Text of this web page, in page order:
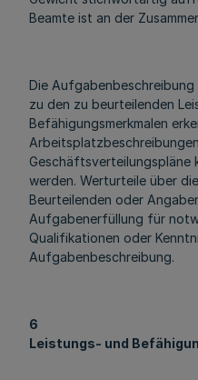
Beamte ist an der
Die
zu den zu beurteilenden
Befähigungsmerkmalen
Geschäftsverteilungspläne
werden. Werturteile über
Beurteilenden oder
Aufgabenerfüllung für
Qualifikationen oder
Aufgabenbeschreibung.
6
Leistungs- und